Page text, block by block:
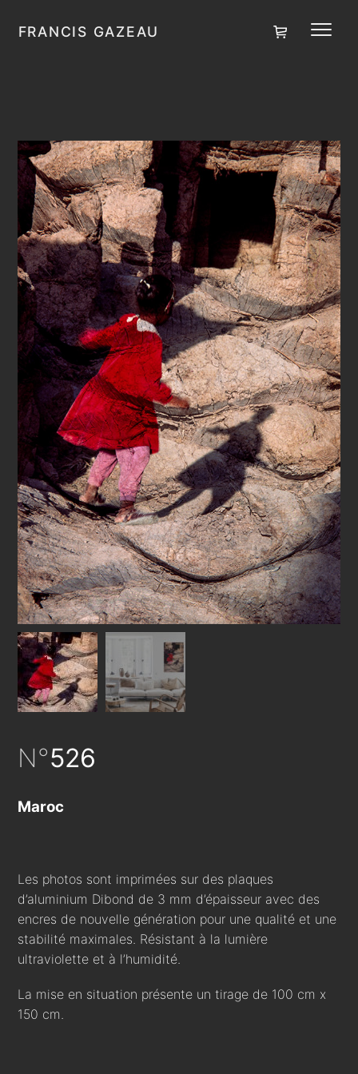
FRANCIS GAZEAU
Panier
N°526
Maroc
Les photos sont imprimées sur des plaques
d’aluminium Dibond de 3 mm d’épaisseur avec des
encres de nouvelle génération pour une qualité et une
stabilité maximales. Résistant à la lumière
ultraviolette et à l’humidité.
La mise en situation présente un tirage de 100 cm x
150 cm.